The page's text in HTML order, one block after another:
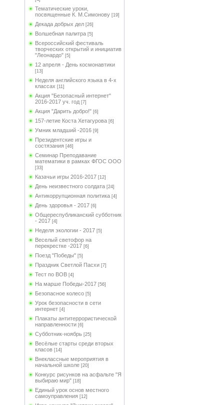
Тематические уроки,
посвященные К. М.Симонову [19]
Декада добрых дел [26]
Волшебная палитра [5]
Всероссийский фестиваль
творческих открытий и инициатив
"Леонардо" [5]
12 апреля - День космонавтики
[13]
Неделя английского языка в 4-х
классах [11]
Акция "Безопасный интернет"
2016-2017 уч. год [7]
Акция "Дарить добро!" [6]
157-летие Коста Хетагурова [6]
Умник младший -2016 [9]
Президентские игры и
состязания [46]
Семинар Преподавание
математики в рамках ФГОС ООО
[33]
Казачьи игры 2016-2017 [12]
День неизвестного солдата [24]
Антикоррупционная политика [4]
День здоровья - 2017 [6]
Общереспубликанский субботник
- 2017 [4]
Неделя экологии - 2017 [5]
Веселый светофор на
перекрестке -2017 [6]
Поезд "Победы" [5]
Праздник Светлой Пасхи [7]
Тест по ВОВ [4]
На марше Победы-2017 [56]
Безопасное колесо [5]
Урок безопасности в сети
интернет [4]
Плакаты антитеррористической
направленности [6]
Субботник-ноябрь [25]
Весёлые старты среди вторых
класов [14]
Внеклассные мероприятия в
начальной школе [20]
Конкурс рисунков на асфальте "Я
выбираю мир" [18]
Единый урок основ местного
самоуправления [12]